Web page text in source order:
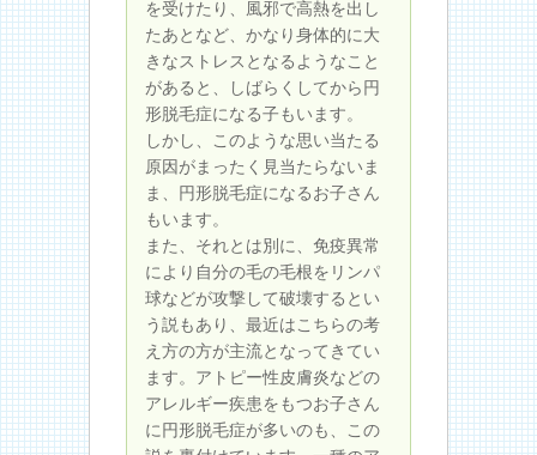
を受けたり、風邪で高熱を出し
たあとなど、かなり身体的に大
きなストレスとなるようなこと
があると、しばらくしてから円
形脱毛症になる子もいます。
しかし、このような思い当たる
原因がまったく見当たらないま
ま、円形脱毛症になるお子さん
もいます。
また、それとは別に、免疫異常
により自分の毛の毛根をリンパ
球などが攻撃して破壊するとい
う説もあり、最近はこちらの考
え方の方が主流となってきてい
ます。アトピー性皮膚炎などの
アレルギー疾患をもつお子さん
に円形脱毛症が多いのも、この